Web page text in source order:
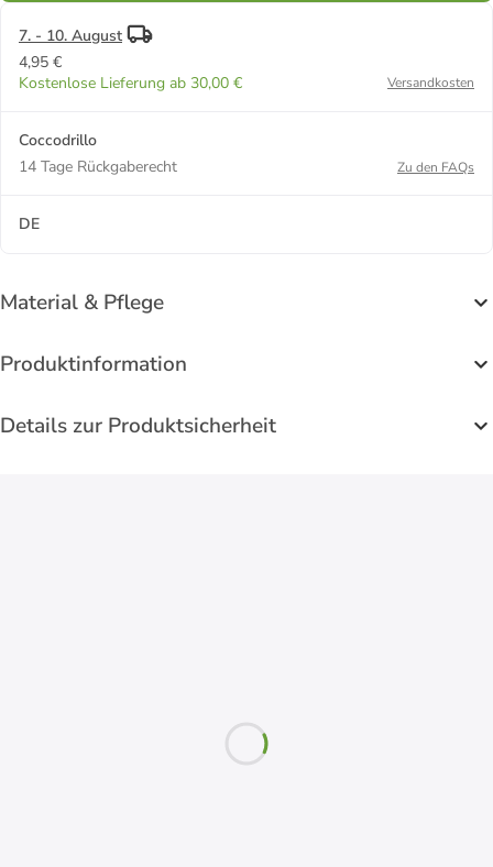
7. - 10. August
4,95 €
Kostenlose Lieferung ab 30,00 €
Versandkosten
Coccodrillo
14 Tage Rückgaberecht
Zu den FAQs
DE
Material & Pflege
Produktinformation
Details zur Produktsicherheit